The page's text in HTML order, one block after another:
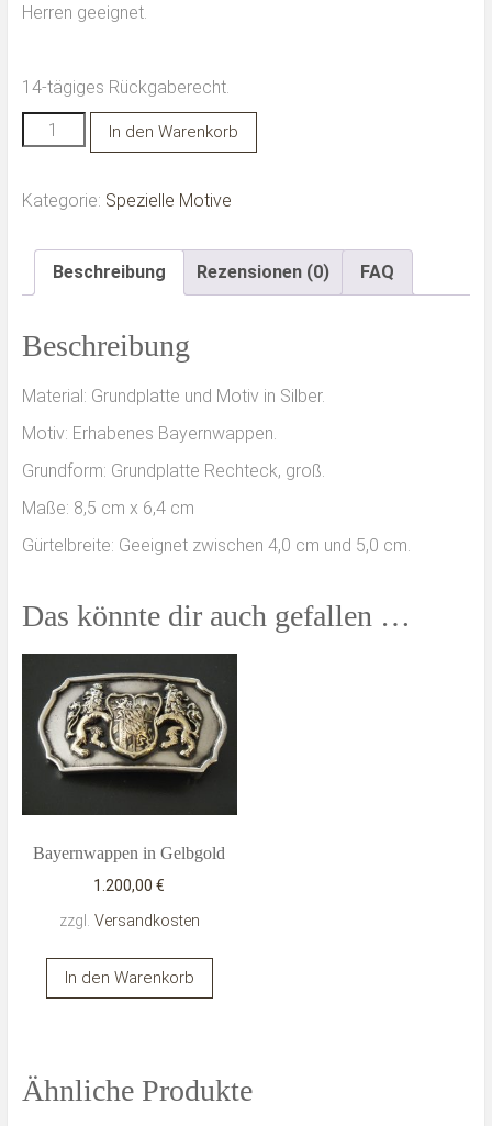
Herren geeignet.
14-tägiges Rückgaberecht.
Erhabenes
Bayernwappen,
Menge
In den Warenkorb
Kategorie: Spezielle Motive
Beschreibung Rezensionen (0) FAQ
Beschreibung
Material: Grundplatte und Motiv in Silber.
Motiv: Erhabenes Bayernwappen.
Grundform: Grundplatte Rechteck, groß.
Maße: 8,5 cm x 6,4 cm
Gürtelbreite: Geeignet zwischen 4,0 cm und 5,0 cm.
Das könnte dir auch gefallen …
Bayernwappen in Gelbgold
1.200,00€
zzgl. Versandkosten
In den Warenkorb
Ähnliche Produkte